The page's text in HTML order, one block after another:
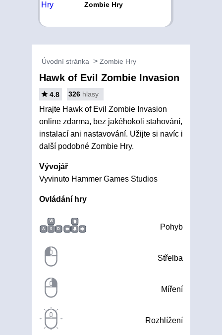
Zombie Hry
Úvodní stránka Zombie Hry
Hawk of Evil Zombie Invasion
4.8 326 hlasy
Hrajte Hawk of Evil Zombie Invasion
online zdarma, bez jakéhokoli stahování,
instalací ani nastavování. Užijte si navíc i
další podobné Zombie Hry.
Vývojář
Vyvinuto Hammer Games Studios
Ovládání hry
W
A
S D Pohyb
Střelba
Míření
Rozhlížení